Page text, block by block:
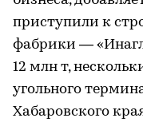
приступили к
фабрики —
12 млн т,
угольного
Хабаровского